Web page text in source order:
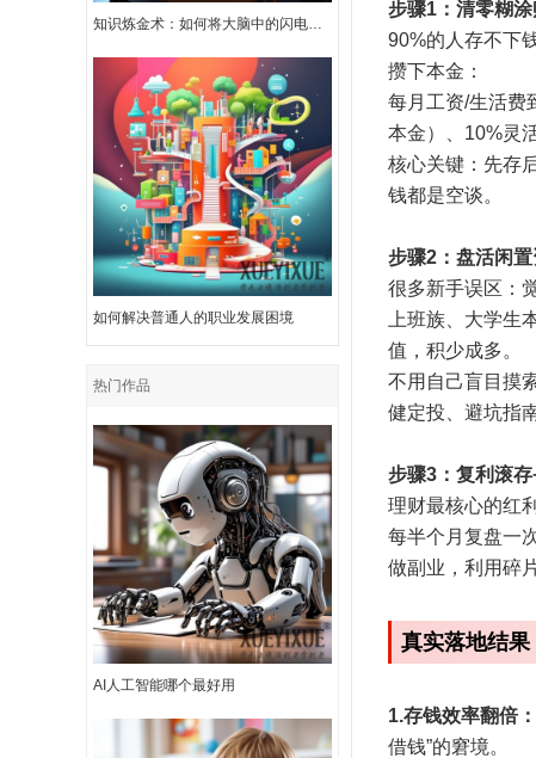
知识炼金术：如何将大脑中的闪电兑换成真金白银
如何解决普通人的职业发展困境
热门作品
AI人工智能哪个最好用
步骤1：清零糊涂
90%的人存不下
攒下本金：
每月工资/生活费
本金）、10%灵
核心关键：先存
钱都是空谈。
步骤2：盘活闲置
很多新手误区：
上班族、大学
值，积少成多。
不用自己盲目摸
健定投、避坑指
步骤3：复利滚存
理财最核心的红
每半个月复盘一
做副业，利用碎
真实落地结果
1.存钱效率翻倍：
借钱”的窘境。